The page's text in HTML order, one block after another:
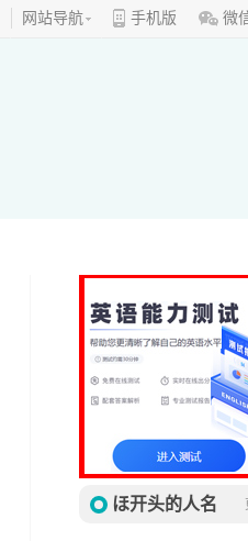
网站导航 手机版 微
ほ开头的人名